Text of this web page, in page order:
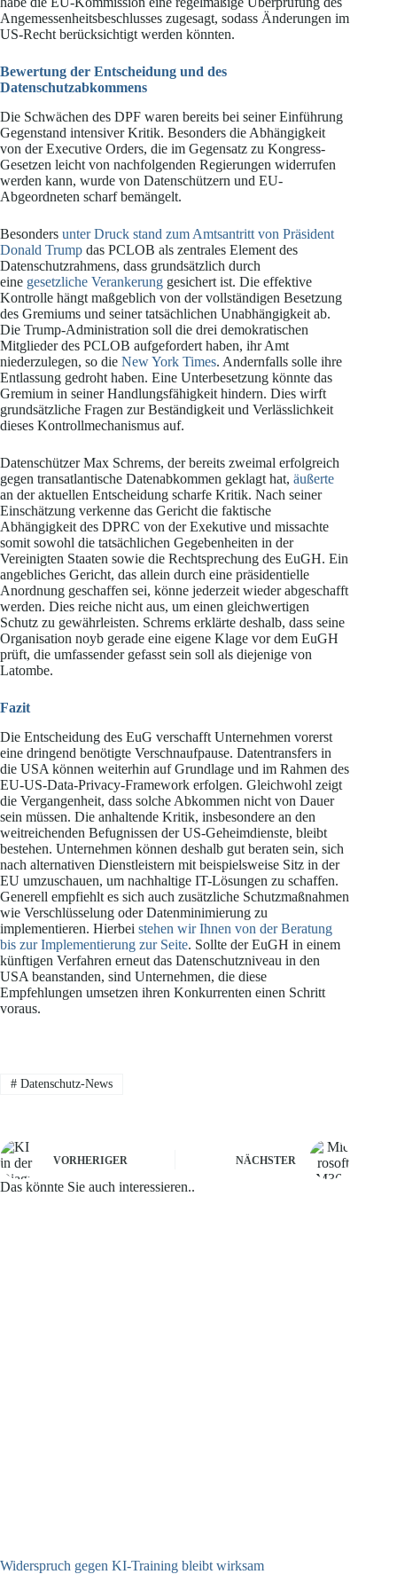
Angemessenheitsbeschlusses zugesagt, sodass Änderungen im
US-Recht berücksichtigt werden könnten.
Bewertung der Entscheidung und des
Datenschutzabkommens
Die Schwächen des DPF waren bereits bei seiner Einführung
Gegenstand intensiver Kritik. Besonders die Abhängigkeit
von der Executive Orders, die im Gegensatz zu Kongress-
Gesetzen leicht von nachfolgenden Regierungen widerrufen
werden kann, wurde von Datenschützern und EU-
Abgeordneten scharf bemängelt.
Besonders unter Druck stand zum Amtsantritt von Präsident
Donald Trump das PCLOB als zentrales Element des
Datenschutzrahmens, dass grundsätzlich durch
eine gesetzliche Verankerung gesichert ist. Die effektive
Kontrolle hängt maßgeblich von der vollständigen Besetzung
des Gremiums und seiner tatsächlichen Unabhängigkeit ab.
Die Trump-Administration soll die drei demokratischen
Mitglieder des PCLOB aufgefordert haben, ihr Amt
niederzulegen, so die New York Times. Andernfalls solle ihre
Entlassung gedroht haben. Eine Unterbesetzung könnte das
Gremium in seiner Handlungsfähigkeit hindern. Dies wirft
grundsätzliche Fragen zur Beständigkeit und Verlässlichkeit
dieses Kontrollmechanismus auf.
Datenschützer Max Schrems, der bereits zweimal erfolgreich
gegen transatlantische Datenabkommen geklagt hat, äußerte
an der aktuellen Entscheidung scharfe Kritik. Nach seiner
Einschätzung verkenne das Gericht die faktische
Abhängigkeit des DPRC von der Exekutive und missachte
somit sowohl die tatsächlichen Gegebenheiten in der
Vereinigten Staaten sowie die Rechtsprechung des EuGH. Ein
angebliches Gericht, das allein durch eine präsidentielle
Anordnung geschaffen sei, könne jederzeit wieder abgeschafft
werden. Dies reiche nicht aus, um einen gleichwertigen
Schutz zu gewährleisten. Schrems erklärte deshalb, dass seine
Organisation noyb gerade eine eigene Klage vor dem EuGH
prüft, die umfassender gefasst sein soll als diejenige von
Latombe.
Fazit
Die Entscheidung des EuG verschafft Unternehmen vorerst
eine dringend benötigte Verschnaufpause. Datentransfers in
die USA können weiterhin auf Grundlage und im Rahmen des
EU-US-Data-Privacy-Framework erfolgen. Gleichwohl zeigt
die Vergangenheit, dass solche Abkommen nicht von Dauer
sein müssen. Die anhaltende Kritik, insbesondere an den
weitreichenden Befugnissen der US-Geheimdienste, bleibt
bestehen. Unternehmen können deshalb gut beraten sein, sich
nach alternativen Dienstleistern mit beispielsweise Sitz in der
EU umzuschauen, um nachhaltige IT-Lösungen zu schaffen.
Generell empfiehlt es sich auch zusätzliche Schutzmaßnahmen
wie Verschlüsselung oder Datenminimierung zu
implementieren. Hierbei stehen wir Ihnen von der Beratung
bis zur Implementierung zur Seite. Sollte der EuGH in einem
künftigen Verfahren erneut das Datenschutzniveau in den
USA beanstanden, sind Unternehmen, die diese
Empfehlungen umsetzen ihren Konkurrenten einen Schritt
voraus.
#Datenschutz-News
VORHERIGER NÄCHSTER
Das könnte Sie auch interessieren..
Widerspruch gegen KI-Training bleibt wirksam